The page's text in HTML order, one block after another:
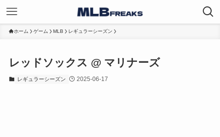
ホーム ゲーム MLB レギュラーシーズン
レッドソックス @ マリナーズ
レギュラーシーズン 2025-06-17